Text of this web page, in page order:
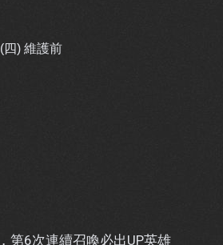
四) 維護前
第6次連續召喚必出UP英雄